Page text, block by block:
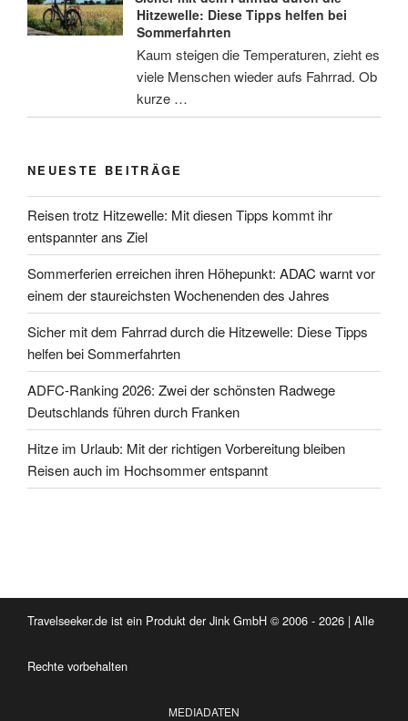
Hitzewelle: Diese Tipps helfen bei
Sommerfahrten
Kaum steigen die Temperaturen, zieht es
viele Menschen wieder aufs Fahrrad. Ob
kurze …
NEUESTE BEITRÄGE
Reisen trotz Hitzewelle: Mit diesen Tipps kommt ihr
entspannter ans Ziel
Sommerferien erreichen ihren Höhepunkt: ADAC warnt vor
einem der staureichsten Wochenenden des Jahres
Sicher mit dem Fahrrad durch die Hitzewelle: Diese Tipps
helfen bei Sommerfahrten
ADFC-Ranking 2026: Zwei der schönsten Radwege
Deutschlands führen durch Franken
Hitze im Urlaub: Mit der richtigen Vorbereitung bleiben
Reisen auch im Hochsommer entspannt
Travelseeker.de ist ein Produkt der Jink GmbH © 2006 - 2026 | Alle
Rechte vorbehalten
MEDIADATEN